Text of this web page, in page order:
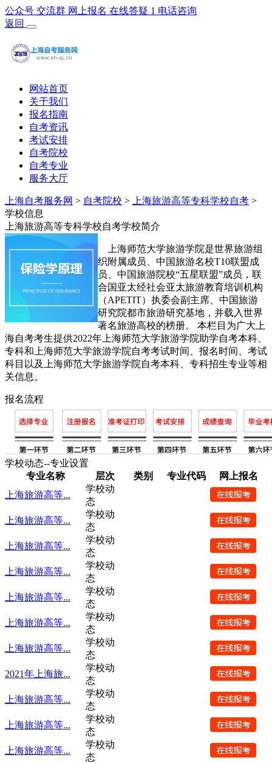
公众号 交流群 网上报名 在线答疑 1 电话咨询
返回
网站首页
关于我们
报名指南
自考资讯
考试安排
自考院校
自考专业
服务大厅
上海自考服务网 > 自考院校 > 上海旅游高等专科学校自考 >
学校信息
上海旅游高等专科学校自考学校简介
上海师范大学旅游学院是世界旅游组
织附属成员、中国旅游名校T10联盟成
员、中国旅游院校“五星联盟”成员，联
合国亚太经社会亚太旅游教育培训机构
（APETIT）执委会副主席、中国旅游
研究院都市旅游研究基地，并载入世界
著名旅游高校的榜册。 本栏目为广大上
海自考考生提供2022年上海师范大学旅游学院助学自考本科、
专科和上海师范大学旅游学院自考考试时间、报名时间、考试
科目以及上海师范大学旅游学院自考本科、专科招生专业等相
关信息。
报名流程
学校动态--专业设置
专业名称
层次 类别 专业代码
网上报名
上海旅游高等...
学校动
态
上海旅游高等...
学校动
态
上海旅游高等...
学校动
态
上海旅游高等...
学校动
态
上海旅游高等...
学校动
态
上海旅游高等...
学校动
态
上海旅游高等...
学校动
态
2021年上海旅...
学校动
态
上海旅游高等...
学校动
态
上海旅游高等...
学校动
态
上海旅游高等...
学校动
态